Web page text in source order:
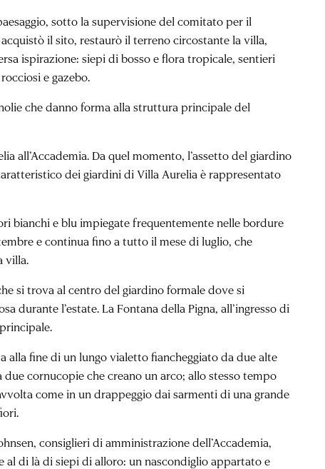
sotto la supervisione del comitato per il
il sito, restaurò il terreno circostante la villa,
ispirazione: siepi di bosso e flora tropicale, sentieri
e gazebo.
che danno forma alla struttura principale del
all’Accademia. Da quel momento, l’assetto del giardino
dei giardini di Villa Aurelia è rappresentato
bianchi e blu impiegate frequentemente nelle bordure
e continua fino a tutto il mese di luglio, che
villa.
si trova al centro del giardino formale dove si
durante l’estate. La Fontana della Pigna, all’ingresso di
alla fine di un lungo vialetto fiancheggiato da due alte
cornucopie che creano un arco; allo stesso tempo
come in un drappeggio dai sarmenti di una grande
consiglieri di amministrazione dell’Accademia,
al di là di siepi di alloro: un nascondiglio appartato e